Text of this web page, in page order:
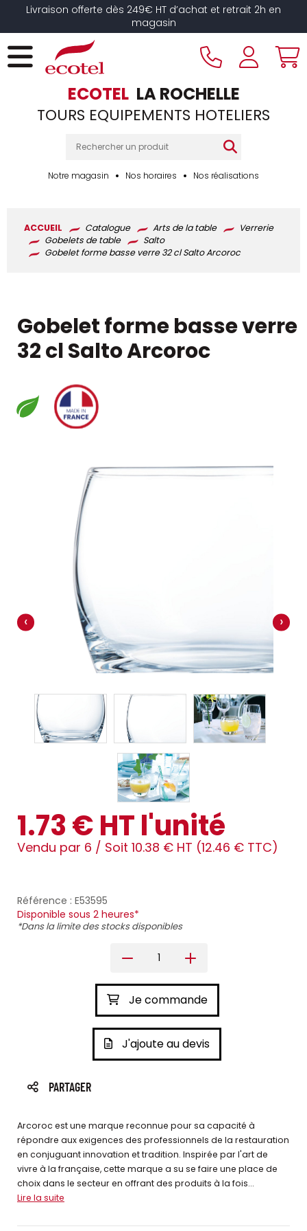
Livraison offerte dès 249€ HT d’achat et retrait 2h en
magasin
ECOTEL LA ROCHELLE
TOURS EQUIPEMENTS HOTELIERS
Notre magasin Nos horaires Nos réalisations
ACCUEIL Catalogue Arts de la table
Verrerie
Gobelets de table
Salto
Gobelet forme basse verre 32 cl Salto Arcoroc
Gobelet forme basse verre
32 cl Salto Arcoroc
‹ ›
1.73 € HT l'unité
Vendu par 6 / Soit 10.38 € HT (12.46 € TTC)
Référence : E53595
Disponible sous 2 heures*
*Dans la limite des stocks disponibles
Je commande
J'ajoute au devis
PARTAGER
Arcoroc est une marque reconnue pour sa capacité à
répondre aux exigences des professionnels de la restauration
en conjuguant innovation et tradition. Inspirée par l'art de
vivre à la française, cette marque a su se faire une place de
choix dans le secteur en offrant des produits à la fois...
Lire la suite
Panneau de gestion des cookies